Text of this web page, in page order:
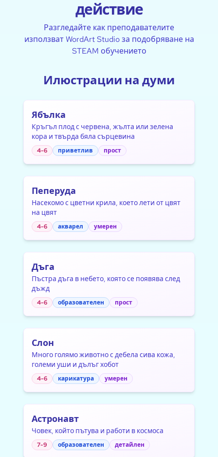
действие
Разгледайте как преподавателите
използват WordArt Studio за подобряване на
STEAM обучението
Илюстрации на думи
Ябълка
Кръгъл плод с червена, жълта или зелена
кора и твърда бяла сърцевина
4-6 приветлив прост
Пеперуда
Насекомо с цветни крила, което лети от цвят
на цвят
4-6 акварел умерен
Дъга
Пъстра дъга в небето, която се появява след
дъжд
4-6 образователен прост
Слон
Много голямо животно с дебела сива кожа,
големи уши и дълъг хобот
4-6 карикатура умерен
Астронавт
Човек, който пътува и работи в космоса
7-9 образователен детайлен